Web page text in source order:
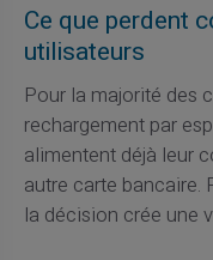
Ce que perdent
utilisateurs
Pour la majorité des
rechargement par
alimentent déjà leur
autre carte bancaire.
la décision crée une